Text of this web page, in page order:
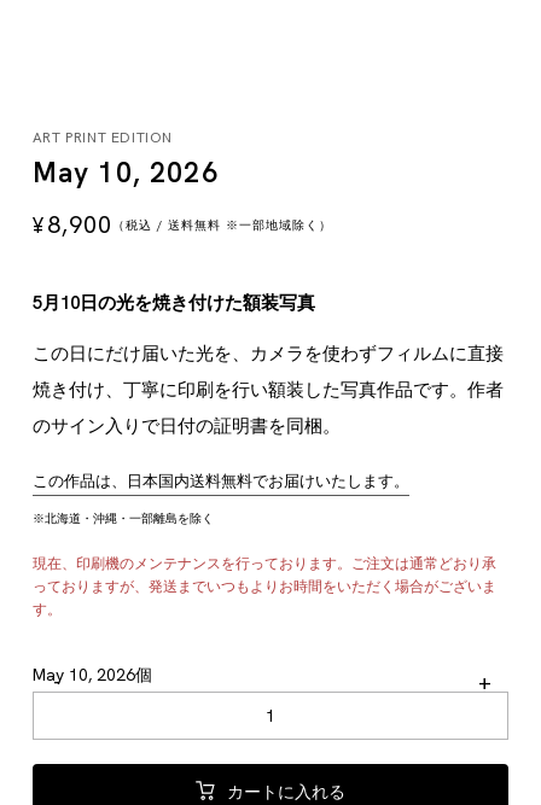
ART PRINT EDITION
May 10, 2026
¥8,900 （税込 / 送料無料 ※一部地域除く）
5月10日の光を焼き付けた額装写真
この日にだけ届いた光を、カメラを使わずフィルムに直接
焼き付け、丁寧に印刷を行い額装した写真作品です。作者
のサイン入りで日付の証明書を同梱。
この作品は、日本国内送料無料でお届けいたします。
※北海道・沖縄・一部離島を除く
現在、印刷機のメンテナンスを行っております。ご注文は通常どおり承
っておりますが、発送までいつもよりお時間をいただく場合がございま
す。
+
May 10, 2026個
-
カートに入れる